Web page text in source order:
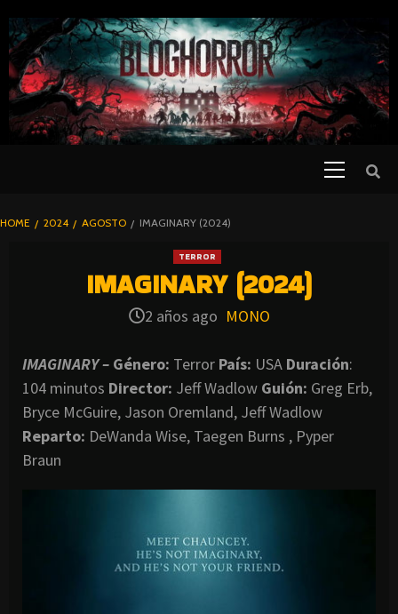
TO
CONTENT
BLOGHORROR
HOME 2024 AGOSTO IMAGINARY (2024)
TERROR
IMAGINARY (2024)
2 años ago MONO
IMAGINARY – Género: Terror País: USA Duración:
104 minutos Director: Jeff Wadlow Guión: Greg Erb,
Bryce McGuire, Jason Oremland, Jeff Wadlow
Reparto: DeWanda Wise, Taegen Burns , Pyper
Braun